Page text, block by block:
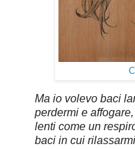
Ma io volevo baci
perdermi e
lenti come un
baci in cui